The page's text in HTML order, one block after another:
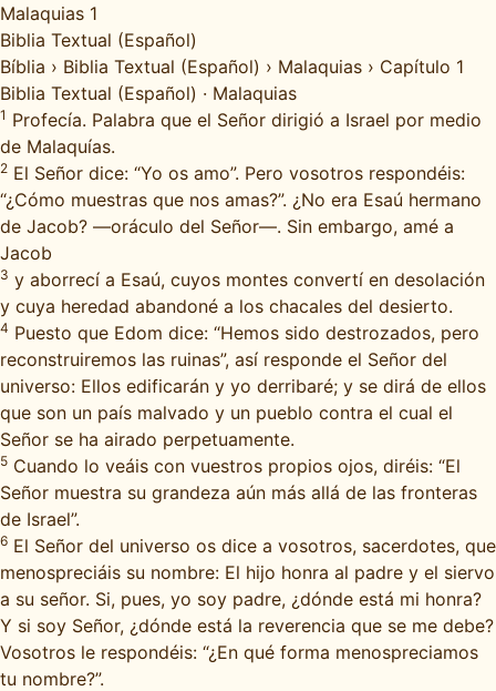
Malaquias 1
Biblia Textual (Español)
Bíblia › Biblia Textual (Español) › Malaquias › Capítulo 1
Biblia Textual (Español) · Malaquias
1 Profecía. Palabra que el Señor dirigió a Israel por medio
de Malaquías.
2 El Señor dice: “Yo os amo”. Pero vosotros respondéis:
“¿Cómo muestras que nos amas?”. ¿No era Esaú hermano
de Jacob? —oráculo del Señor—. Sin embargo, amé a
Jacob
3 y aborrecí a Esaú, cuyos montes convertí en desolación
y cuya heredad abandoné a los chacales del desierto.
4 Puesto que Edom dice: “Hemos sido destrozados, pero
reconstruiremos las ruinas”, así responde el Señor del
universo: Ellos edificarán y yo derribaré; y se dirá de ellos
que son un país malvado y un pueblo contra el cual el
Señor se ha airado perpetuamente.
5 Cuando lo veáis con vuestros propios ojos, diréis: “El
Señor muestra su grandeza aún más allá de las fronteras
de Israel”.
6 El Señor del universo os dice a vosotros, sacerdotes, que
menospreciáis su nombre: El hijo honra al padre y el siervo
a su señor. Si, pues, yo soy padre, ¿dónde está mi honra?
Y si soy Señor, ¿dónde está la reverencia que se me debe?
Vosotros le respondéis: “¿En qué forma menospreciamos
tu nombre?”.